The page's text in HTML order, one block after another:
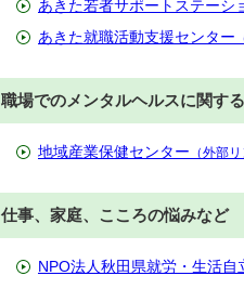
あきた若者サポートステーシ
あきた就職活動支援センター
職場でのメンタルヘルスに関す
地域産業保健センター （外部リ
仕事、家庭、こころの悩みなど
NPO法人秋田県就労・生活自